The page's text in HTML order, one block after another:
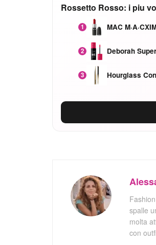
Rossetto Rosso: i piu
1 MAC
2 Deborah
3 Hourglass
spalle
molta
con